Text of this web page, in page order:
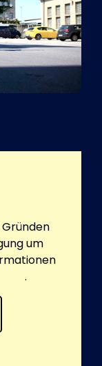
um
.